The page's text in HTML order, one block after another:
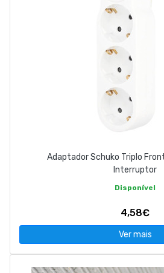
Adaptador Schuko Triplo
Interruptor
Disponível
4,58€
Ver mais